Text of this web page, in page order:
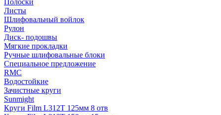
Полоски
Листы
Шлифовальный войлок
Рулон
Диск- подошвы
Мягкие прокладки
Ручные шлифовальные блоки
Специальное предложение
RMC
Водостойкие
Зачистные круги
Sunmight
Круги Film L312T 125мм 8 отв